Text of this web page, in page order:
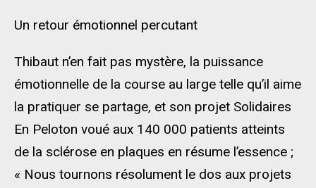
Un retour émotionnel percutant
Thibaut n’en fait pas mystère, la puissance
émotionnelle de la course au large telle qu’il aime
la pratiquer se partage, et son projet Solidaires
En Peloton voué aux 140 000 patients atteints
de la sclérose en plaques en résume l’essence ;
« Nous tournons résolument le dos aux projets